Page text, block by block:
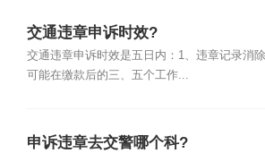
交通违章申诉时效?
交通违章申诉时效是五日内：1、违章记录消
可能在缴款后的三、五个工作...
申诉违章去交警哪个科?